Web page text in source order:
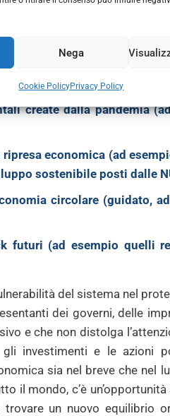
Nega
Cookie PolicyPrivacy Policy
diviene
altre opportunità di
ritenendoli
create dalla pandemia
economica (ad
sostenibile posti dalle
circolare (guidato,
futuri (ad esempio quelli
del sistema nel
dei governi, delle
e che non distolga
investimenti e le azioni
sia nel breve che nel
il mondo, c’è
un nuovo equilibrio